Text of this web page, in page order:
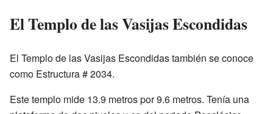
El Templo de las Vasijas Escondidas
El Templo de las Vasijas Escondidas también se conoce
como Estructura # 2034.
Este templo mide 13.9 metros por 9.6 metros. Tenía una